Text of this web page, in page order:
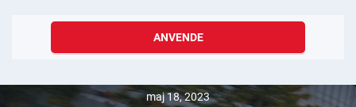
ANVENDE
maj 18, 2023